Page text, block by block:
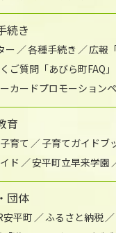
続き
ー 各種手続き 広報
ご質問「あびら町FAQ」
カードプロモーション
育
育て 子育てガイドブ
ド
安平町立早来学園
団体
安平町 ふるさと納税